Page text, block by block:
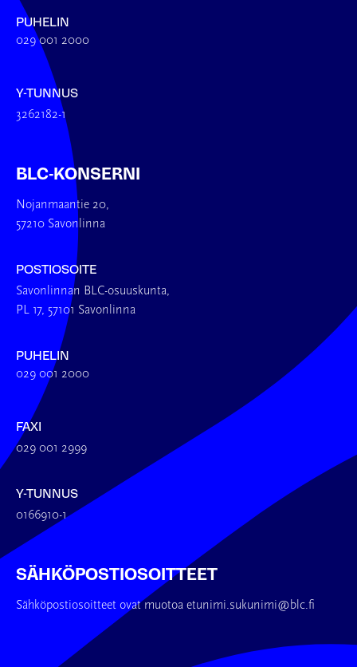
PUHELIN
029 001 2000
Y-TUNNUS
3262182-1
BLC-KONSERNI
Nojanmaantie 20,
57210 Savonlinna
POSTIOSOITE
Savonlinnan BLC-osuuskunta,
PL 17, 57101 Savonlinna
PUHELIN
029 001 2000
FAXI
029 001 2999
Y-TUNNUS
0166910-1
SÄHKÖPOSTIOSOITTEET
Sähköpostiosoitteet ovat muotoa etunimi.sukunimi@blc.fi